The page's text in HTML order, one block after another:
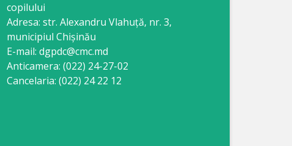
copilului
Adresa: str. Alexandru Vlahuţă, nr. 3,
municipiul Chişinău
E-mail: dgpdc@cmc.md
Anticamera: (022) 24-27-02
Cancelaria: (022) 24 22 12